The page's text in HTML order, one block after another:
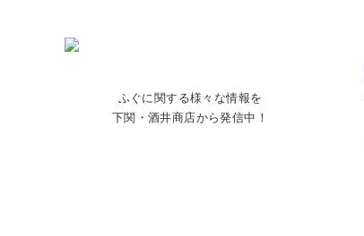
ふぐに関する様々な情報を
下関・酒井商店から発信中！